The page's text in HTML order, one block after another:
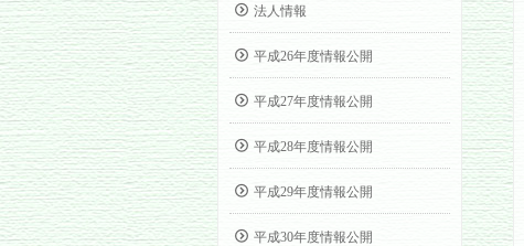
法人情報
平成26年度情報公開
平成27年度情報公開
平成28年度情報公開
平成29年度情報公開
平成30年度情報公開